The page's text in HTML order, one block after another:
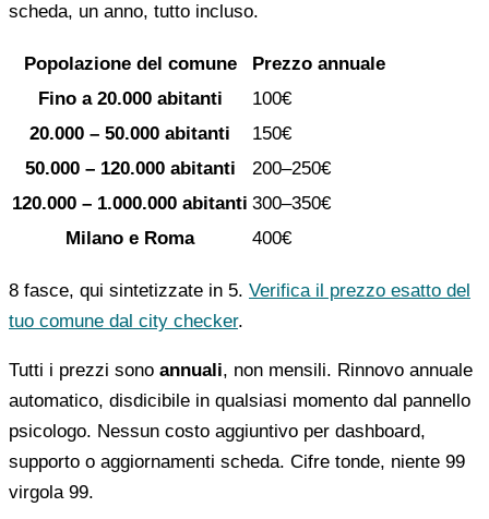
scheda, un anno, tutto incluso.
Popolazione del comune
Prezzo annuale
Fino a 20.000 abitanti
100€
20.000 – 50.000 abitanti
150€
50.000 – 120.000 abitanti
200–250€
120.000 – 1.000.000 abitanti 300–350€
Milano e Roma
400€
8 fasce, qui sintetizzate in 5. Verifica il prezzo esatto del
tuo comune dal city checker.
Tutti i prezzi sono annuali, non mensili. Rinnovo annuale
automatico, disdicibile in qualsiasi momento dal pannello
psicologo. Nessun costo aggiuntivo per dashboard,
supporto o aggiornamenti scheda. Cifre tonde, niente 99
virgola 99.